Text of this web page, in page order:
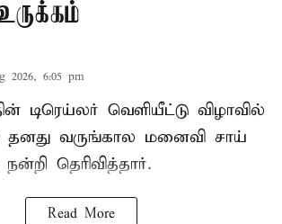
2026, 6:05 pm
டிரெய்லர் வெளியீட்டு விழாவில்
தனது வருங்கால மனைவி சாய்
தெரிவித்தார்.
Read More